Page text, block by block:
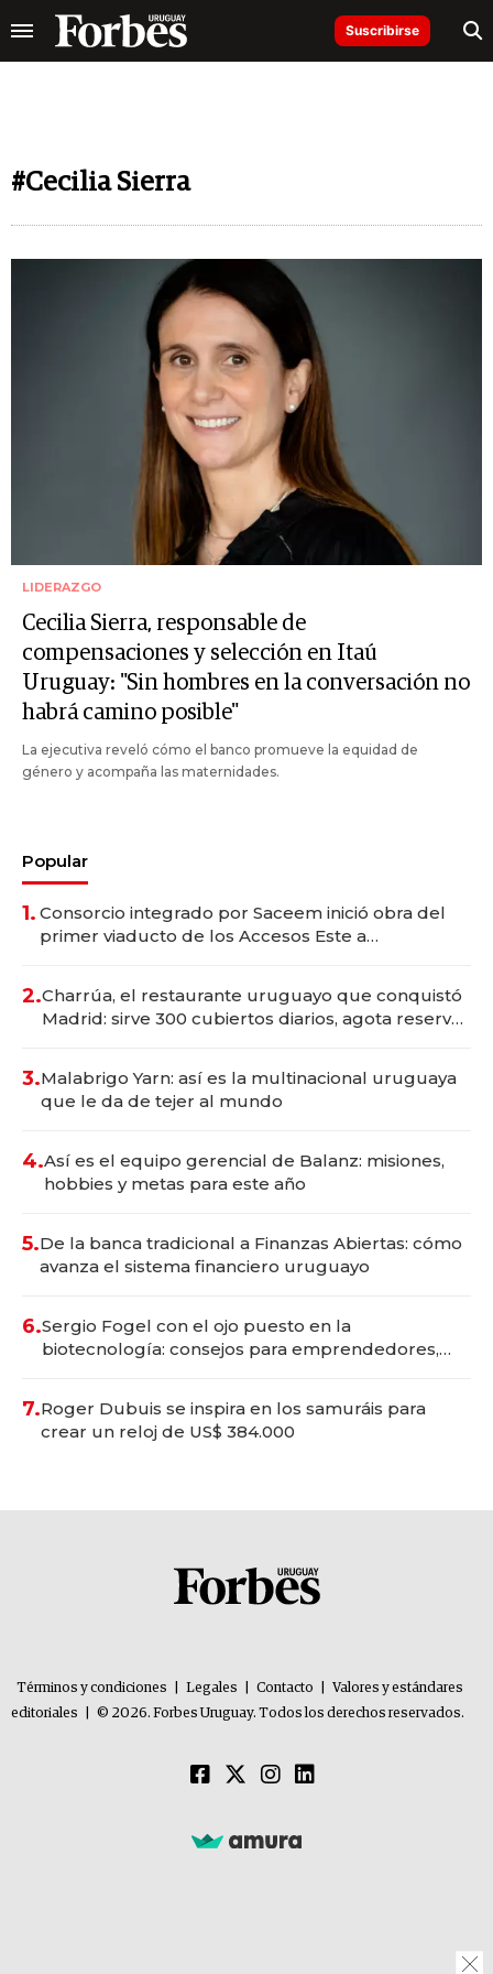
Suscribirse
#Cecilia Sierra
LIDERAZGO
Cecilia Sierra, responsable de
compensaciones y selección en Itaú
Uruguay: "Sin hombres en la conversación no
habrá camino posible"
La ejecutiva reveló cómo el banco promueve la equidad de
género y acompaña las maternidades.
Popular
1. Consorcio integrado por Saceem inició obra del
primer viaducto de los Accesos Este a
2.Charrúa, el restaurante uruguayo que conquistó
Madrid: sirve 300 cubiertos diarios, agota reservas
3.Malabrigo Yarn: así es la multinacional uruguaya
que le da de tejer al mundo
4.Así es el equipo gerencial de Balanz: misiones,
hobbies y metas para este año
5.De la banca tradicional a Finanzas Abiertas: cómo
avanza el sistema financiero uruguayo
6.Sergio Fogel con el ojo puesto en la
biotecnología: consejos para emprendedores,
7.Roger Dubuis se inspira en los samuráis para
crear un reloj de US$ 384.000
Términos y condiciones Legales Contacto
Valores y estándares
editoriales
© 2026. Forbes Uruguay. Todos los derechos reservados.